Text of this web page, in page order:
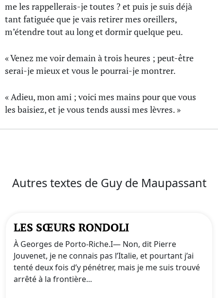
me les rappellerais-je toutes ? et puis je suis déjà
tant fatiguée que je vais retirer mes oreillers,
m’étendre tout au long et dormir quelque peu.
« Venez me voir demain à trois heures ; peut-être
serai-je mieux et vous le pourrai-je montrer.
« Adieu, mon ami ; voici mes mains pour que vous
les baisiez, et je vous tends aussi mes lèvres. »
Autres textes de Guy de Maupassant
LES SŒURS RONDOLI
À Georges de Porto-Riche.I— Non, dit Pierre
Jouvenet, je ne connais pas l’Italie, et pourtant j’ai
tenté deux fois d’y pénétrer, mais je me suis trouvé
arrêté à la frontière...